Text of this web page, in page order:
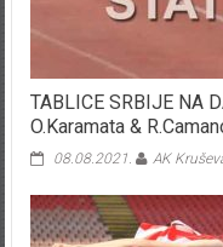
TABLICE SRBIJE NA
O.Karamata &
08.08.2021. AK